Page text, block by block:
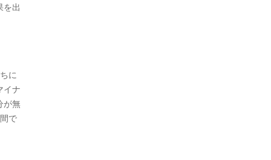
を出
に
イナ
が無
で